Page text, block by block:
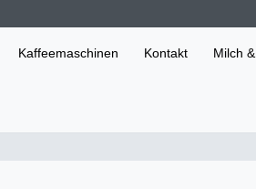
Kaffeemaschinen Kontakt Milch